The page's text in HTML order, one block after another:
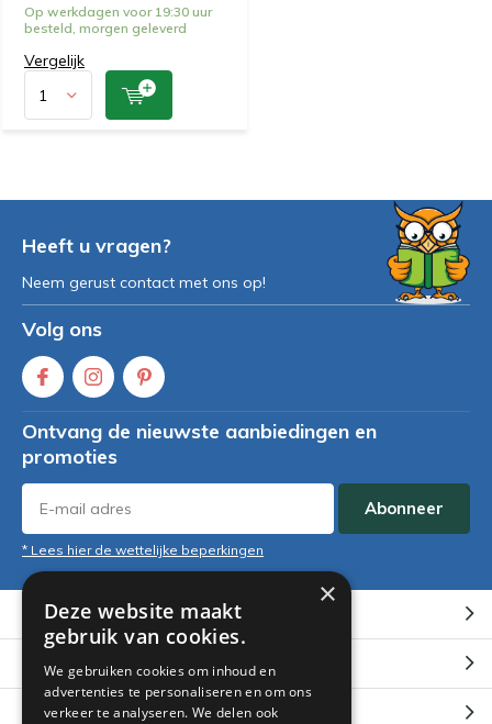
Op werkdagen voor 19:30 uur
besteld, morgen geleverd
Vergelijk
Heeft u vragen?
Neem gerust contact met ons op!
Volg ons
Ontvang de nieuwste aanbiedingen en
promoties
Abonneer
* Lees hier de wettelijke beperkingen
Klantenservice
Mijn account
Categorieën
×
Deze website maakt
gebruik van cookies.
We gebruiken cookies om inhoud en
advertenties te personaliseren en om ons
verkeer te analyseren. We delen ook